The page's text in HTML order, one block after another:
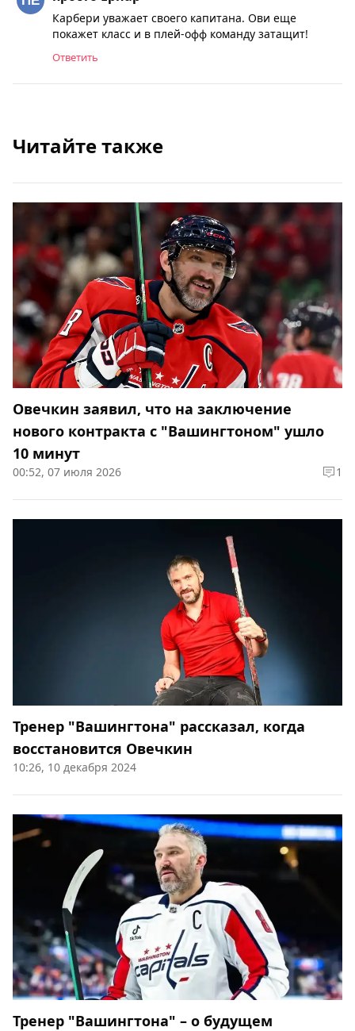
Карбери уважает своего капитана. Ови еще
покажет класс и в плей-офф команду затащит!
Ответить
Читайте также
Овечкин заявил, что на заключение
нового контракта с "Вашингтоном" ушло
10 минут
00:52, 07 июля 2026 1
Тренер "Вашингтона" рассказал, когда
восстановится Овечкин
10:26, 10 декабря 2024
Тренер "Вашингтона" – о будущем